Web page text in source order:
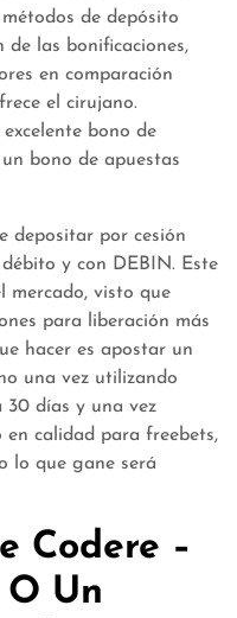
de depósito
de las bonificaciones,
en comparación
el cirujano.
bono de
bono de apuestas
depositar por cesión
y con DEBIN. Este
mercado, visto que
para liberación más
hacer es apostar un
una vez utilizando
30 días y una vez
en calidad para freebets,
lo que gane será
Codere –
Un